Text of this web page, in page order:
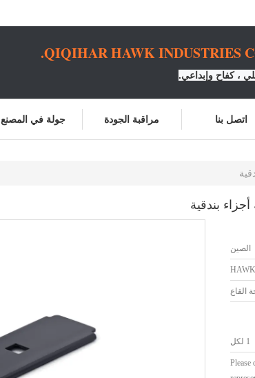
QIQIHAR HAWK INDUSTRIES
، كفاح وإبداعي.
جولة في المصنع مراقبة الجودة اتصل بنا
الصين
HAWK
القاع
1 لكل
Please